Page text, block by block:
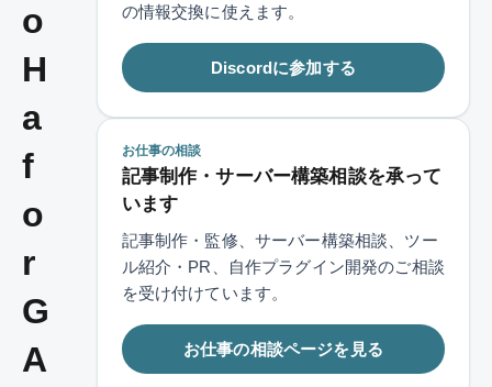
o
H
a
f
o
r
G
A
の情報交換に使えます。
Discordに参加する
お仕事の相談
記事制作・サーバー構築相談を承って
います
記事制作・監修、サーバー構築相談、ツー
ル紹介・PR、自作プラグイン開発のご相談
を受け付けています。
お仕事の相談ページを見る